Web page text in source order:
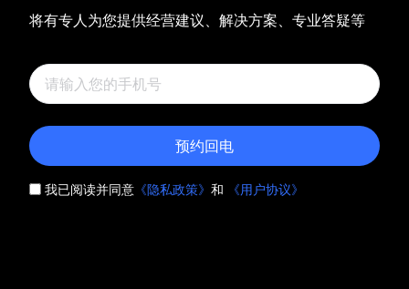
将有专人为您提供经营建议、解决方案、专业答疑等
预约回电
我已阅读并同意 《隐私政策》 和 《用户协议》